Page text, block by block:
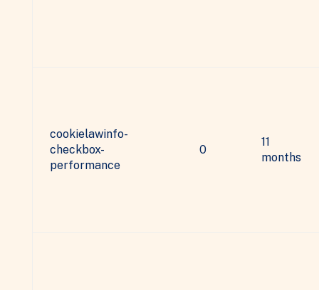
cookielawinfo-
checkbox-
performance
0
11
months